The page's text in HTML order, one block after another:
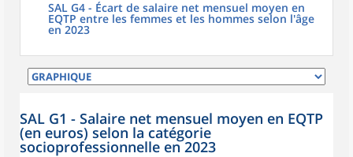
SAL G4 - Écart de salaire net mensuel moyen en
EQTP entre les femmes et les hommes selon l'âge
en 2023
SAL G1 - Salaire net mensuel moyen en EQTP
(en euros) selon la catégorie
socioprofessionnelle en 2023